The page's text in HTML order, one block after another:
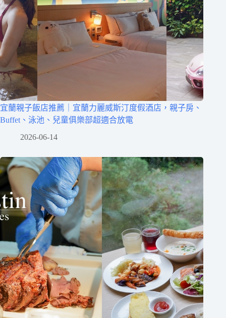
宜蘭親子飯店推薦｜宜蘭力麗威斯汀度假酒店，親子房、
Buffet、泳池、兒童俱樂部超適合放電
2026-06-14